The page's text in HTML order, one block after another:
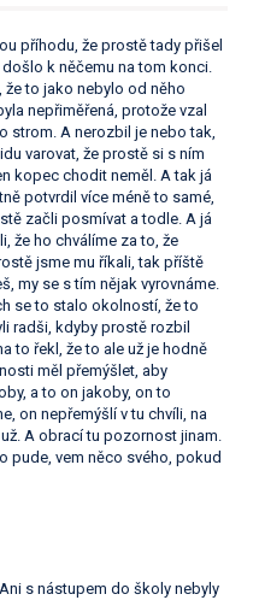
příhodu, že prostě tady přišel
k něčemu na tom konci.
to jako nebylo od něho
nepřiměřená, protože vzal
strom. A nerozbil je nebo tak,
varovat, že prostě si s ním
kopec chodit neměl. A tak já
potvrdil více méně to samé,
začli posmívat a todle. A já
že ho chválíme za to, že
jsme mu říkali, tak příště
my se s tím nějak vyrovnáme.
se to stalo okolností, že to
radši, kdyby prostě rozbil
to řekl, že to ale už je hodně
měl přemýšlet, aby
a to on jakoby, on to
on nepřemýšlí v tu chvíli, na
A obrací tu pozornost jinam.
pude, vem něco svého, pokud
Ani s nástupem do školy nebyly